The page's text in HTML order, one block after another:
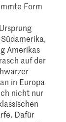
Form
Amerikas
auf der
in Europa
nicht nur
Dafür